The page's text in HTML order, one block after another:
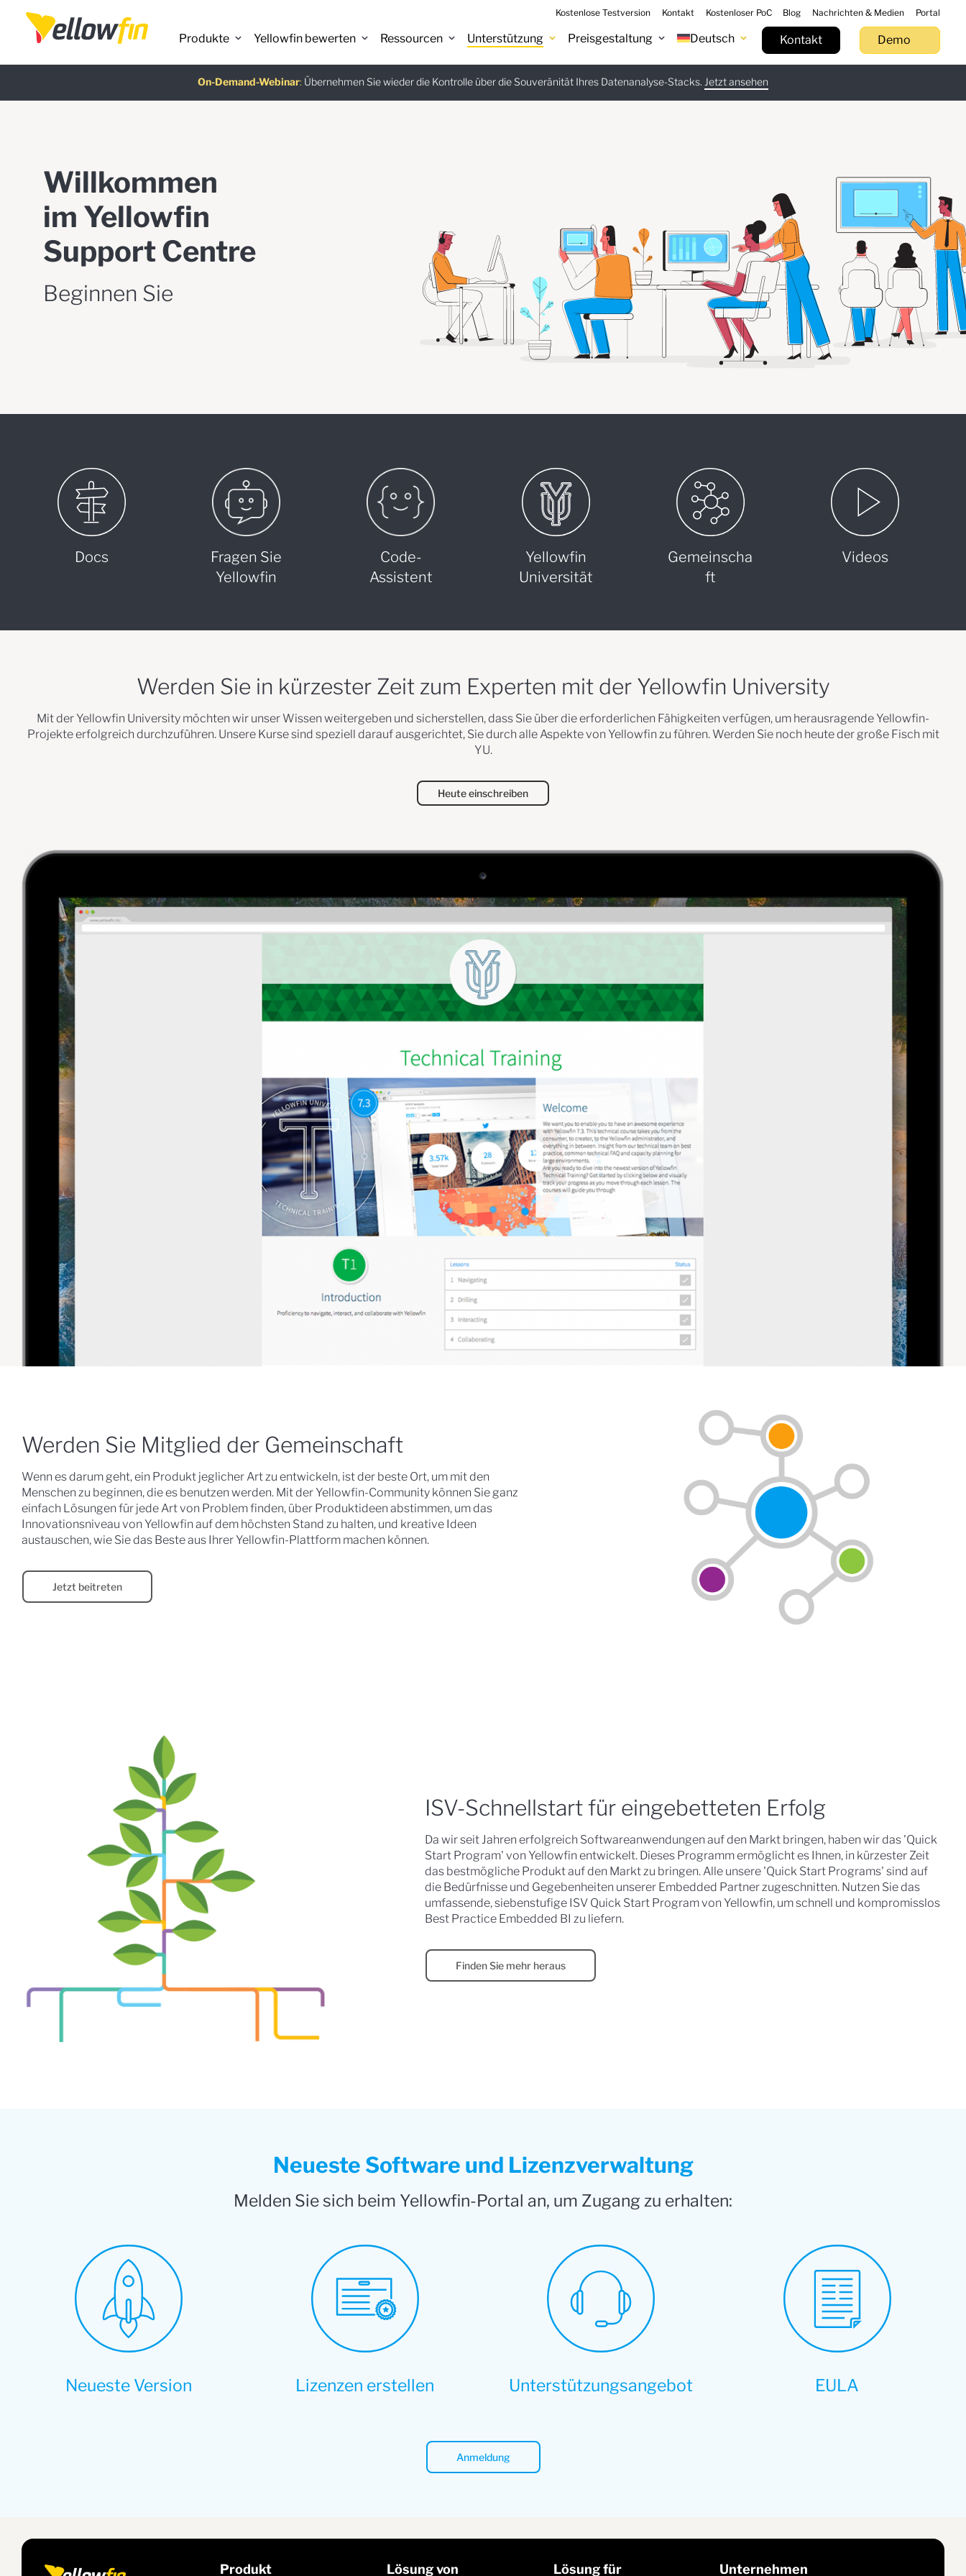
Produkte Yellowfin bewerten Ressourcen Unterstützung Preisgestaltung Deutsch Kontakt Demo
Kostenlose Testversion Kontakt Kostenloser PoC Blog Nachrichten & Medien Portal
On-Demand-Webinar: Übernehmen Sie wieder die Kontrolle über die Souveränität Ihres Datenanalyse-Stacks. Jetzt ansehen
Neueste Version Mehr erfahren
Kostenloser Leitfaden: Jetzt herunterladen
KI-Chatbot-Assistenten: Jetzt ausprobieren
Willkommen
im Yellowfin
Support Centre
Beginnen Sie
Docs
Fragen Sie
Yellowfin
Code-
Assistent
Yellowfin
Universität
Gemeinscha
ft
Videos
Werden Sie in kürzester Zeit zum Experten mit der Yellowfin University
Mit der Yellowfin University möchten wir unser Wissen weitergeben und sicherstellen, dass Sie über die erforderlichen Fähigkeiten verfügen, um herausragende Yellowfin-
Projekte erfolgreich durchzuführen. Unsere Kurse sind speziell darauf ausgerichtet, Sie durch alle Aspekte von Yellowfin zu führen. Werden Sie noch heute der große Fisch mit
YU.
Heute einschreiben
Werden Sie Mitglied der Gemeinschaft
Wenn es darum geht, ein Produkt jeglicher Art zu entwickeln, ist der beste Ort, um mit den
Menschen zu beginnen, die es benutzen werden. Mit der Yellowfin-Community können Sie ganz
einfach Lösungen für jede Art von Problem finden, über Produktideen abstimmen, um das
Innovationsniveau von Yellowfin auf dem höchsten Stand zu halten, und kreative Ideen
austauschen, wie Sie das Beste aus Ihrer Yellowfin-Plattform machen können.
Jetzt beitreten
ISV-Schnellstart für eingebetteten Erfolg
Da wir seit Jahren erfolgreich Softwareanwendungen auf den Markt bringen, haben wir das 'Quick
Start Program' von Yellowfin entwickelt. Dieses Programm ermöglicht es Ihnen, in kürzester Zeit
das bestmögliche Produkt auf den Markt zu bringen. Alle unsere 'Quick Start Programs' sind auf
die Bedürfnisse und Gegebenheiten unserer Embedded Partner zugeschnitten. Nutzen Sie das
umfassende, siebenstufige ISV Quick Start Program von Yellowfin, um schnell und kompromisslos
Best Practice Embedded BI zu liefern.
Finden Sie mehr heraus
Neueste Software und Lizenzverwaltung
Melden Sie sich beim Yellowfin-Portal an, um Zugang zu erhalten:
Neueste Version Lizenzen erstellen Unterstützungsangebot EULA
Anmeldung
Produkt Lösung von Lösung für Unternehmen